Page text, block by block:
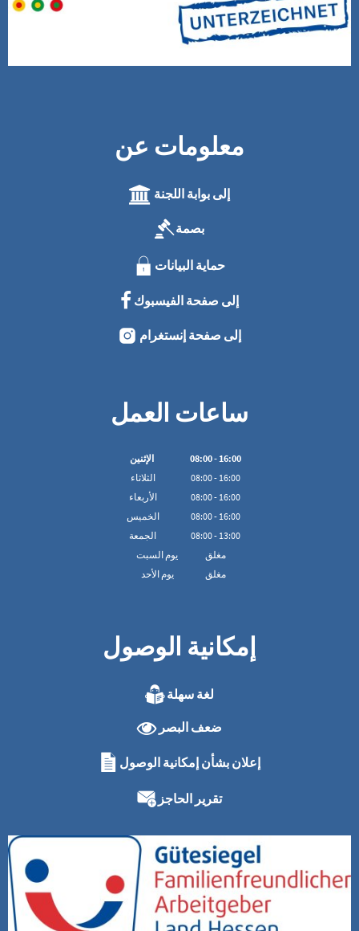
معلومات عن
إلى بوابة اللجنة
بصمة
حماية البيانات
إلى صفحة الفيسبوك
إلى صفحة إنستغرام
ساعات العمل
الإثنين 08:00-16:00
الثلاثاء
08:00- 16:00
الأربعاء
08:00- 16:00
الخميس
08:00- 16:00
الجمعة
08:00- 13:00
يوم السبت
مغلق
يوم الأحد
مغلق
إمكانية الوصول
لغة سهلة
ضعف البصر
إعلان بشأن إمكانية الوصول
تقرير الحاجز